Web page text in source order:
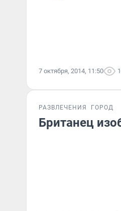
7 октября, 2014, 11:50
РАЗВЛЕЧЕНИЯ ГОРОД
Британец